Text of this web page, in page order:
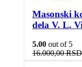
Masonski
dela V. L.
5.00 out of 5
16.000,00